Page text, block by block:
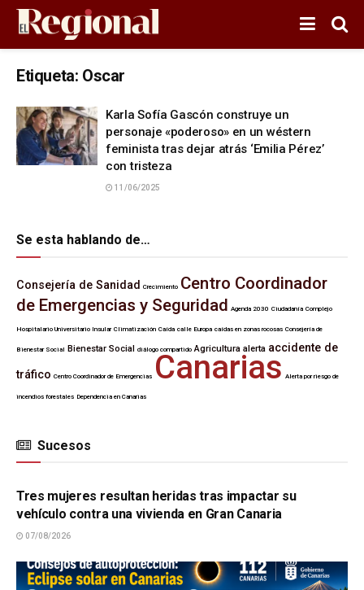
Etiqueta: Oscar
Karla Sofía Gascón construye un
personaje «poderoso» en un wéstern
feminista tras dejar atrás ‘Emilia Pérez’
con tristeza
11/06/2025
Se esta hablando de…
Consejería de Sanidad Crecimiento Centro Coordinador
de Emergencias y Seguridad Agenda 2030 Ciudadanía Complejo
Hospitalario Universitario Insular Climatización Caída calle Europa caídas en zonas rocosas Consejería de
Bienestar Social Bienestar Social diálogo compartido Agricultura alerta accidente de
tráfico Centro Coordinador de Emergencias Canarias Alerta por riesgo de
incendios forestales Dependencia en Canarias
Sucesos
SUCESOS
Tres mujeres resultan heridas tras impactar su
vehículo contra una vivienda en Gran Canaria
07/08/2026